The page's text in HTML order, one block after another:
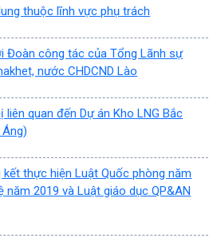
thuộc lĩnh vực phụ trách
Đoàn công tác của Tổng Lãnh sự
nước CHDCND Lào
liên quan đến Dự án Kho LNG Bắc
thực hiện Luật Quốc phòng năm
năm 2019 và Luật giáo dục QP&AN